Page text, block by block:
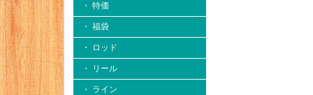
・ 特価
・ 福袋
・ ロッド
・ リール
・ ライン